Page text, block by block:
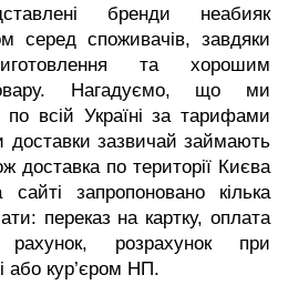
бренди неабияк
серед споживачів, завдяки
та хорошим
Нагадуємо, що ми
всій Україні за тарифами
доставки зазвичай займають
доставка по території Києва
запропоновано кілька
переказ на картку, оплата
розрахунок при
або кур’єром НП.